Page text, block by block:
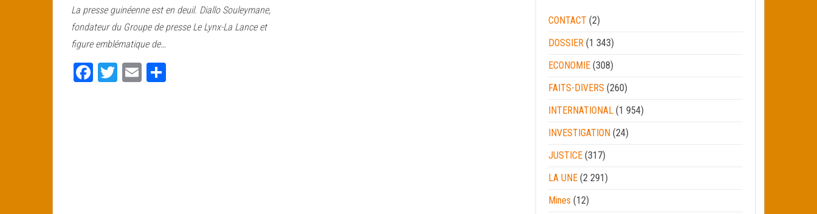
bo
ok
tt
er
ail ag
er
La presse guinéenne est en deuil. Diallo Souleymane,
fondateur du Groupe de presse Le Lynx-La Lance et
figure emblématique de…
Fa T
E
CONTACT (2)
DOSSIER (1 343)
ECONOMIE (308)
FAITS-DIVERS (260)
INTERNATIONAL (1 954)
INVESTIGATION (24)
JUSTICE (317)
LA UNE (2 291)
Mines (12)